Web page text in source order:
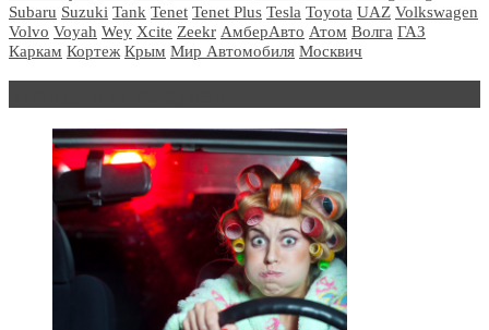
Subaru Suzuki Tank Tenet Tenet Plus Tesla Toyota UAZ Volkswagen
Volvo Voyah Wey Xcite Zeekr АмберАвто Атом Волга ГАЗ
Каркам Кортеж Крым Мир Автомобиля Москвич